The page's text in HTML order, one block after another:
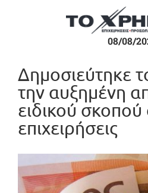
08/08/
Δημοσιεύτηκε
την αυξημένη
ειδικού σκοπού
επιχειρήσεις
Προβολή
μεγαλύτερης
εικόνας